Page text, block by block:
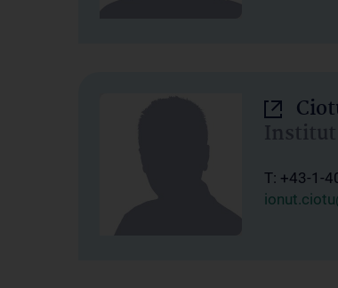
Institut
T: +43-1-